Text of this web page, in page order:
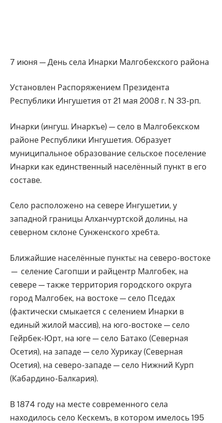
7 июня — День села Инарки Малгобекского района
Установлен Распоряжением Президента
Республики Ингушетия от 21 мая 2008 г. N 33-рп.
Инарки (ингуш. Инаркъе) — село в Малгобекском
районе Республики Ингушетия. Образует
муниципальное образование сельское поселение
Инарки как единственный населённый пункт в его
составе.
Село расположено на севере Ингушетии, у
западной границы Алханчуртской долины, на
северном склоне Сунженского хребта.
Ближайшие населённые пункты: на северо-востоке
— селение Сагопши и райцентр Малгобек, на
севере — также территория городского округа
город Малгобек, на востоке — село Пседах
(фактически смыкается с селением Инарки в
единый жилой массив), на юго-востоке — село
Гейрбек-Юрт, на юге — село Батако (Северная
Осетия), на западе — село Хурикау (Северная
Осетия), на северо-западе — село Нижний Курп
(Кабардино-Балкария).
В 1874 году на месте современного села
находилось село Кескемъ, в котором имелось 195